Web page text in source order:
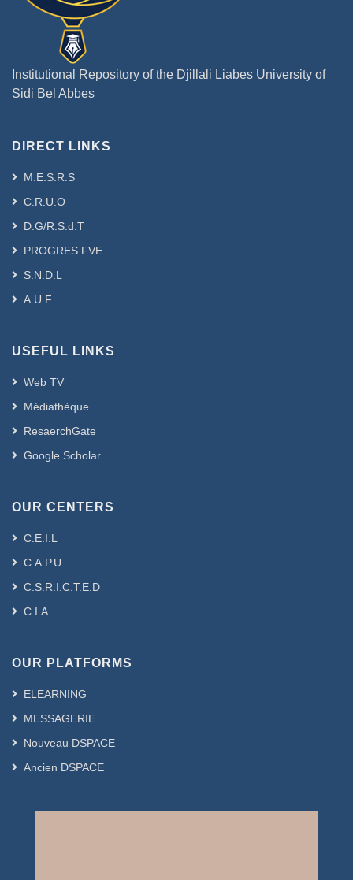
Institutional Repository of the Djillali Liabes University of
Sidi Bel Abbes
DIRECT LINKS
M.E.S.R.S
C.R.U.O
D.G/R.S.d.T
PROGRES FVE
S.N.D.L
A.U.F
USEFUL LINKS
Web TV
Médiathèque
ResaerchGate
Google Scholar
OUR CENTERS
C.E.I.L
C.A.P.U
C.S.R.I.C.T.E.D
C.I.A
OUR PLATFORMS
ELEARNING
MESSAGERIE
Nouveau DSPACE
Ancien DSPACE